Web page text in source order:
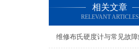
相关文章
RELEVANT ARTICLES